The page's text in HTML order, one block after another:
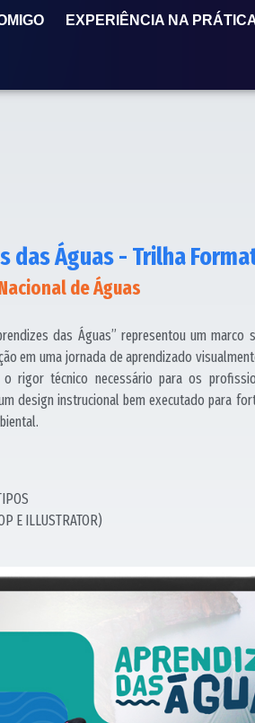
EXPERIÊNCIA NA
das Águas - Trilha
de Águas
das Águas” representou um
em uma jornada de aprendizado
rigor técnico necessário para os
design instrucional bem executado para
E ILLUSTRATOR)